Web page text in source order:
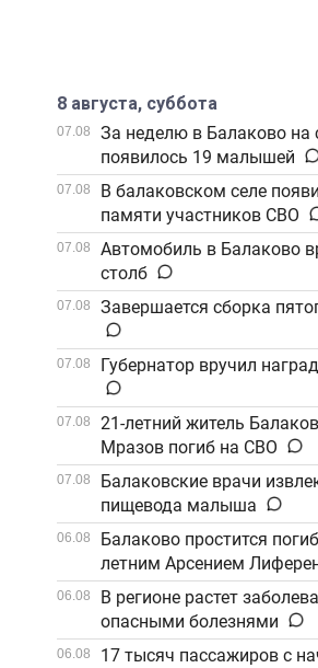
8 августа, суббота
07.08
За неделю в Балаково на
появилось 19 малышей
07.08
В балаковском селе
памяти участников СВО
07.08
Автомобиль в Балаково
столб
07.08 Завершается сборка
07.08 Губернатор вручил
07.08
21-летний житель
Мразов погиб на СВО
07.08
Балаковские врачи
пищевода малыша
06.08
Балаково простится
летним Арсением
06.08
В регионе растет
опасными болезнями
06.08
17 тысяч пассажиров с